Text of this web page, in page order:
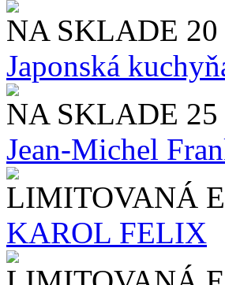
NA SKLADE 20
Japonská
NA SKLADE 25
Jean-Michel
LIMITOVANÁ
KAROL FELIX